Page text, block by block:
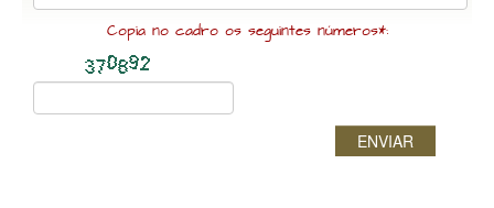
Copia no cadro os seguintes números*:
ENVIAR